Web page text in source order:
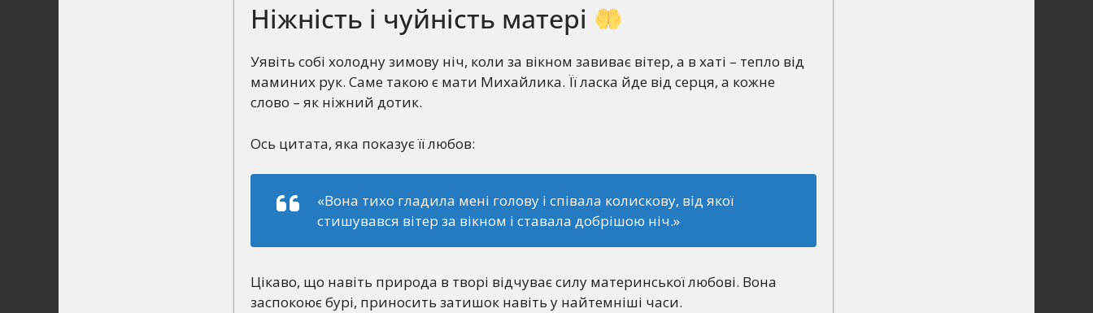
Ніжність і чуйність матері
Уявіть собі холодну зимову ніч, коли за вікном завиває вітер, а в хаті – тепло від
маминих рук. Саме такою є мати Михайлика. Її ласка йде від серця, а кожне
слово – як ніжний дотик.
Ось цитата, яка показує її любов:
«Вона тихо гладила мені голову і співала колискову, від якої
стишувався вітер за вікном і ставала добрішою ніч.»
Цікаво, що навіть природа в творі відчуває силу материнської любові. Вона
заспокоює бурі, приносить затишок навіть у найтемніші часи.